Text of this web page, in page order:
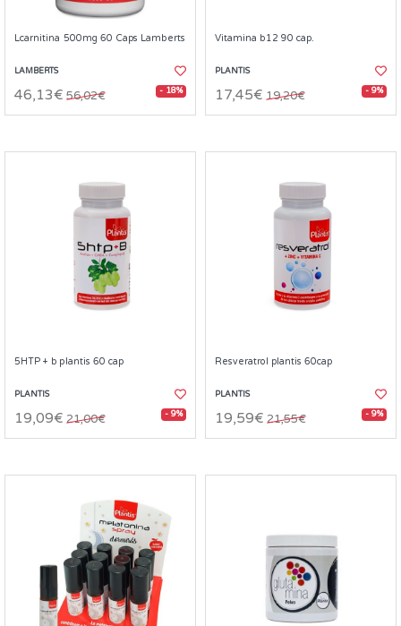
Lcarnitina 500mg 60 Caps Lamberts
LAMBERTS
46,13€ 56,02€ - 18%
Vitamina b12 90 cap.
PLANTIS
17,45€ 19,20€ - 9%
5HTP + b plantis 60 cap
PLANTIS
19,09€ 21,00€ - 9%
Resveratrol plantis 60cap
PLANTIS
19,59€ 21,55€ - 9%